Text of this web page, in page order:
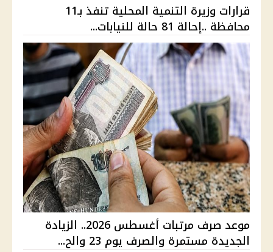
قرارات وزيرة التنمية المحلية تنفذ بـ11
محافظة ..إحالة 81 حالة للنيابات...
موعد صرف مرتبات أغسطس 2026.. الزيادة
الجديدة مستمرة والصرف يوم 23 والح...